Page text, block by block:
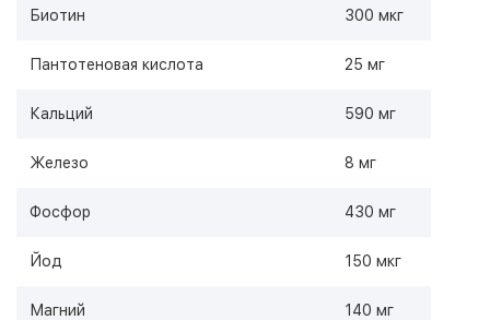
Биотин 300 мкг
Пантотеновая кислота 25 мг
Кальций 590 мг
Железо 8 мг
Фосфор 430 мг
Йод 150 мкг
Магний 140 мг